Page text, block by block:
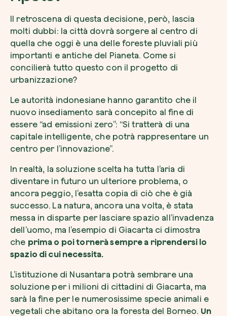
Il retroscena di questa decisione, però, lascia
molti dubbi: la città dovrà sorgere al centro di
quella che oggi è una delle foreste pluviali più
importanti e antiche del Pianeta. Come si
concilierà tutto questo con il progetto di
urbanizzazione?
Le autorità indonesiane hanno garantito che il
nuovo insediamento sarà concepito al fine di
essere “ad emissioni zero”: “Si tratterà di una
capitale intelligente, che potrà rappresentare un
centro per l’innovazione”.
In realtà, la soluzione scelta ha tutta l’aria di
diventare in futuro un ulteriore problema, o
ancora peggio, l’esatta copia di ciò che è già
successo. La natura, ancora una volta, è stata
messa in disparte per lasciare spazio all’invadenza
dell’uomo, ma l’esempio di Giacarta ci dimostra
che prima o poi tornerà sempre a riprendersi lo
spazio di cui necessita.
L’istituzione di Nusantara potrà sembrare una
soluzione per i milioni di cittadini di Giacarta, ma
sarà la fine per le numerosissime specie animali e
vegetali che abitano ora la foresta del Borneo. Un